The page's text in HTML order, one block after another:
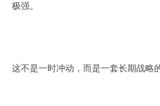
极强。
这不是一时冲动，而是一套长期战略